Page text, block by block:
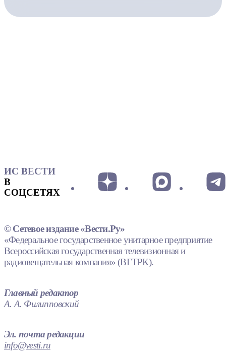
ИС ВЕСТИ
В
СОЦСЕТЯХ
© Сетевое издание «Вести.Ру»
«Федеральное государственное унитарное предприятие
Всероссийская государственная телевизионная и
радиовещательная компания» (ВГТРК).
Главный редактор
А. А. Филипповский
Эл. почта редакции
info@vesti.ru